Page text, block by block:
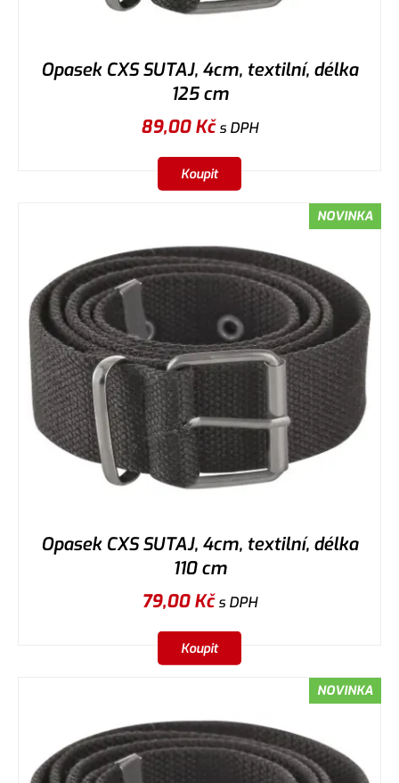
Opasek CXS SUTAJ, 4cm, textilní, délka
125 cm
89,00Kčs DPH
Koupit
NOVINKA
Opasek CXS SUTAJ, 4cm, textilní, délka
110 cm
79,00Kčs DPH
Koupit
NOVINKA